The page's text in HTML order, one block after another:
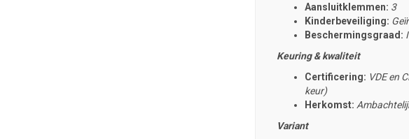
Aansluitklemmen: 3
Kinderbeveiliging:
Beschermingsgraad:
Keuring & kwaliteit
Certificering: VDE en
keur)
Herkomst:
Variant